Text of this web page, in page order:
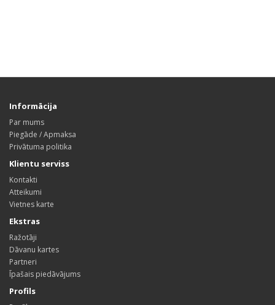
Informācija
Par mums
Piegāde / Apmaksa
Privātuma politika
Klientu serviss
Kontakti
Atteikumi
Vietnes karte
Ekstras
Ražotāji
Dāvanu kartes
Partneri
Īpašais piedāvājums
Profils